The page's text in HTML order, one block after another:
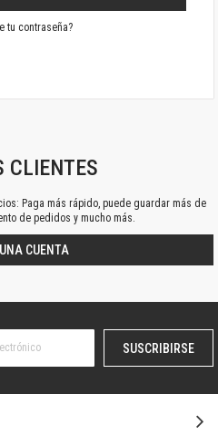
tu contraseña?
CLIENTES
Paga más rápido, puede guardar más de
de pedidos y mucho más.
CUENTA
SUSCRIBIRSE